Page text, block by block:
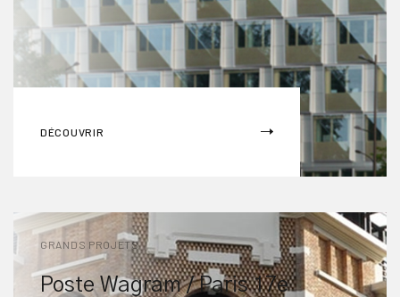
DÉCOUVRIR
GRANDS PROJETS
Poste Wagram / Paris 17e